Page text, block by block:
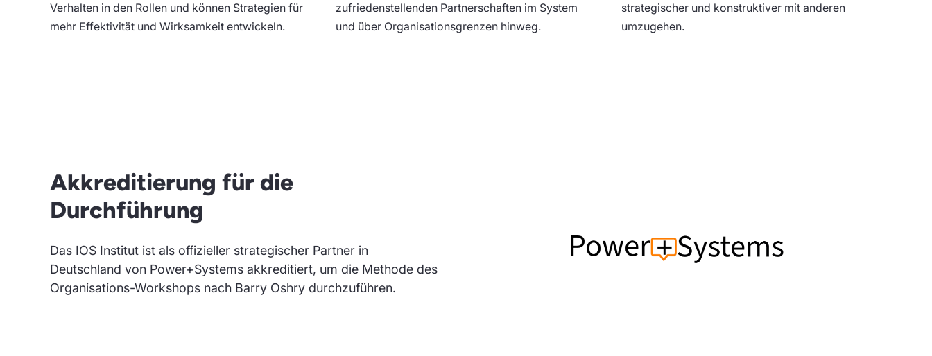
Verhalten in den Rollen und können Strategien für
mehr Effektivität und Wirksamkeit entwickeln.
zufriedenstellenden Partnerschaften im System
und über Organisationsgrenzen hinweg.
strategischer und konstruktiver mit anderen
umzugehen.
Akkreditierung für die
Durchführung
Das IOS Institut ist als offizieller strategischer Partner in
Deutschland von Power+Systems akkreditiert, um die Methode des
Organisations-Workshops nach Barry Oshry durchzuführen.